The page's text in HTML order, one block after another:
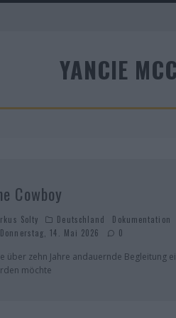
YANCIE
Cowboy
Solty Deutschland Dokumentation
Donnerstag, 14. Mai 2026
0
über zehn Jahre andauernde Begleitung
möchte